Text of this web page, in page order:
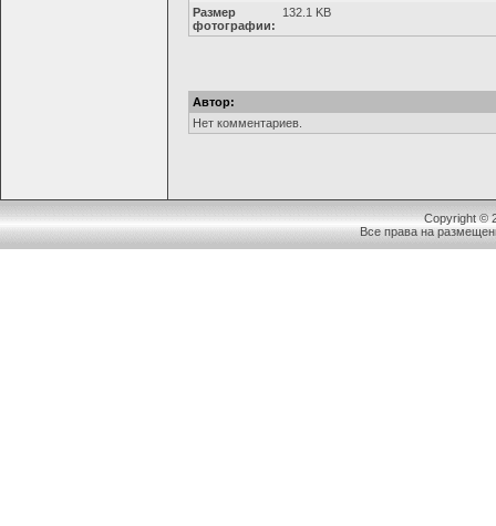
Размер
фотографии:
132.1 KB
Автор:
Нет комментариев.
Copyright ©
Все права на